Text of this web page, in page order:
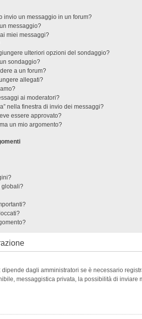
invio un messaggio in un forum?
messaggio?
miei messaggi?
ulteriori opzioni del sondaggio?
sondaggio?
a un forum?
allegati?
ai moderatori?
nella finestra di invio dei messaggi?
essere approvato?
un mio argomento?
globali?
dagli amministratori se è necessario
messaggistica privata, la possibilità di